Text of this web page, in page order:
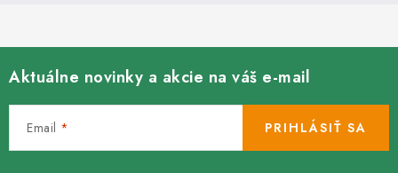
Aktuálne novinky a akcie na váš e-mail
Email PRIHLÁSIŤ SA